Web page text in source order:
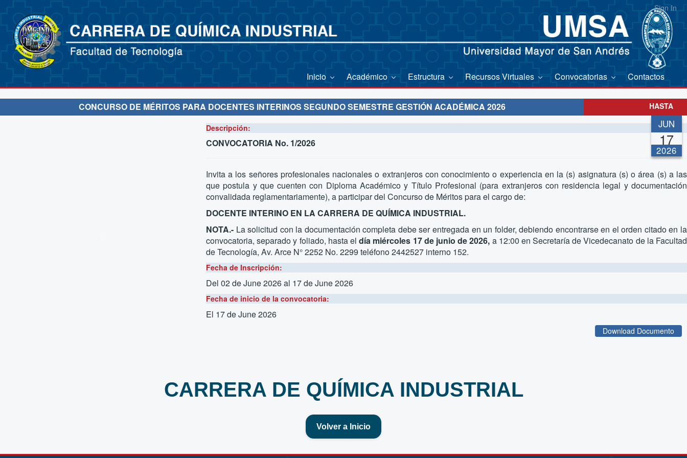
Sign In
Inicio Académico Estructura Recursos Virtuales Convocatorias Contactos
CONCURSO DE MÉRITOS PARA DOCENTES INTERINOS SEGUNDO SEMESTRE GESTIÓN ACADÉMICA 2026 HASTA
JUN
17
2026
Descripción:
CONVOCATORIA No. 1/2026
Invita a los señores profesionales nacionales o extranjeros con conocimiento o experiencia en la (s) asignatura (s) o área (s) a las
que postula y que cuenten con Diploma Académico y Título Profesional (para extranjeros con residencia legal y documentación
convalidada reglamentariamente), a participar del Concurso de Méritos para el cargo de:
DOCENTE INTERINO EN LA CARRERA DE QUÍMICA INDUSTRIAL.
NOTA.- La solicitud con la documentación completa debe ser entregada en un folder, debiendo encontrarse en el orden citado en la
convocatoria, separado y foliado, hastael día miércoles 17 de junio de 2026, a 12:00 en Secretaría de Vicedecanato de la Facultad
de Tecnología, Av. Arce N° 2252 No. 2299 teléfono 2442527 interno 152.
Fecha de Inscripción:
Del 02 de June 2026al 17 de June 2026
Fecha de inicio de la convocatoria:
El 17 de June 2026
Download Documento
CARRERA DE QUÍMICA INDUSTRIAL
Volver a Inicio